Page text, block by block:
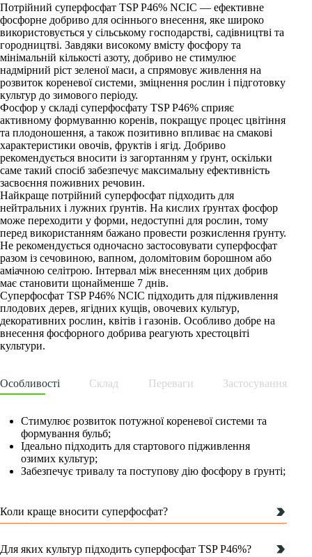
Потрійний суперфосфат TSP P46% NCIC — ефективне
фосфорне добриво для осіннього внесення, яке широко
використовується у сільському господарстві, садівництві та
городництві. Завдяки високому вмісту фосфору та
мінімальній кількості азоту, добриво не стимулює
надмірний ріст зеленої маси, а спрямовує живлення на
розвиток кореневої системи, зміцнення рослин і підготовку
культур до зимового періоду.
Фосфор у складі суперфосфату TSP P46% сприяє
активному формуванню коренів, покращує процес цвітіння
та плодоношення, а також позитивно впливає на смакові
характеристики овочів, фруктів і ягід. Добриво
рекомендується вносити із загортанням у ґрунт, оскільки
саме такий спосіб забезпечує максимальну ефективність
засвоєння поживних речовин.
Найкраще потрійний суперфосфат підходить для
нейтральних і лужних ґрунтів. На кислих ґрунтах фосфор
може переходити у форми, недоступні для рослин, тому
перед використанням бажано провести розкислення ґрунту.
Не рекомендується одночасно застосовувати суперфосфат
разом із сечовиною, вапном, доломітовим борошном або
аміачною селітрою. Інтервал між внесенням цих добрив
має становити щонайменше 7 днів.
Суперфосфат TSP P46% NCIC підходить для підживлення
плодових дерев, ягідних кущів, овочевих культур,
декоративних рослин, квітів і газонів. Особливо добре на
внесення фосфорного добрива реагують хрестоцвіті
культури.
Особливості Склад Переваги Застосування
Стимулює розвиток потужної кореневої системи та
формування бульб;
Ідеально підходить для стартового підживлення
озимих культур;
Забезпечує тривалу та поступову дію фосфору в ґрунті;
Коли краще вносити суперфосфат?
Для яких культур підходить суперфосфат TSP P46%?